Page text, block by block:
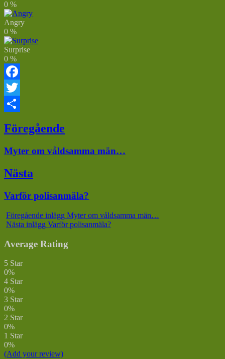
0 %
Angry
0 %
Surprise
0 %
Facebook
Twitter
Inläggsnavigering
Föregående
Föregående
inlägg:
Myter om våldsamma män…
Nästa
Nästa
Varför polisanmäla?
Föregående inlägg Myter om våldsamma män…
Nästa inlägg Varför polisanmäla?
Average Rating
5 Star
0%
4 Star
0%
3 Star
0%
2 Star
0%
1 Star
0%
(Add your review)